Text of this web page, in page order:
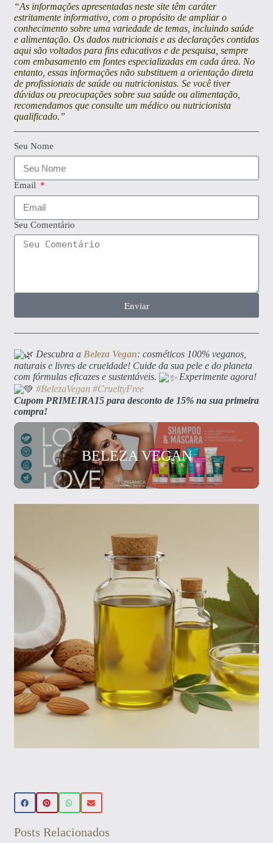
“As informações apresentadas neste site têm caráter
estritamente informativo, com o propósito de ampliar o
conhecimento sobre uma variedade de temas, incluindo saúde
e alimentação. Os dados nutricionais e as declarações contidas
aqui são voltados para fins educativos e de pesquisa, sempre
com embasamento em fontes especializadas em cada área. No
entanto, essas informações não substituem a orientação direta
de profissionais de saúde ou nutricionistas. Se você tiver
dúvidas ou preocupações sobre sua saúde ou alimentação,
recomendamos que consulte um médico ou nutricionista
qualificado.”
Seu Nome
Email
Seu Comentário
Enviar
Descubra a Beleza Vegan: cosméticos 100% veganos,
naturais e livres de crueldade! Cuide da sua pele e do planeta
com fórmulas eficazes e sustentáveis.
Experimente agora!
#BelezaVegan #CrueltyFree
Cupom PRIMEIRA15 para desconto de 15% na sua primeira
compra!
BELEZA VEGAN
🌿 Realce sua beleza de forma natural!
Conheça nossos produtos de beleza
veganos 💚 Use o cupom PRIMEIRA15 e
ganhe 15% OFF na sua primeira compra!
Posts Relacionados